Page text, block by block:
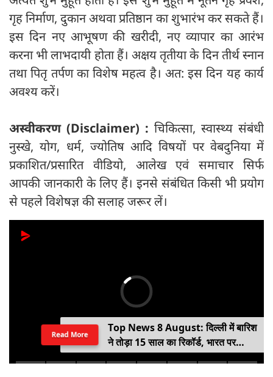
गृह निर्माण, दुकान अथवा प्रतिष्ठान का शुभारंभ कर सकते हैं।
इस दिन नए आभूषण की खरीदी, नए व्यापार का आरंभ
करना भी लाभदायी होता हैं। अक्षय तृतीया के दिन तीर्थ स्नान
तथा पितृ तर्पण का विशेष महत्व है। अत: इस दिन यह कार्य
अवश्य करें।
अस्वीकरण (Disclaimer) : चिकित्सा, स्वास्थ्य संबंधी
नुस्खे, योग, धर्म, ज्योतिष आदि विषयों पर वेबदुनिया में
प्रकाशित/प्रसारित वीडियो, आलेख एवं समाचार सिर्फ
आपकी जानकारी के लिए हैं। इनसे संबंधित किसी भी प्रयोग
से पहले विशेषज्ञ की सलाह जरूर लें।
Top News 8 August: दिल्ली में बारिश
ने तोड़ा 15 साल का रिकॉर्ड, भारत पर
100% टैरिफ का खतरा; Gen Z पर कंगना
Read More